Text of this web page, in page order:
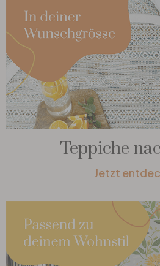
Teppiche
Jetzt